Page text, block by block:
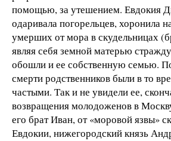
помощью, за утешением. Евдокия
одаривала погорельцев, хоронила
умерших от мора в скудельницах
являя себя земной матерью
обошли и ее собственную семью.
смерти родственников были в то
частыми. Так и не увидели ее,
возвращения молодоженов в
его брат Иван, от «моровой язвы»
Евдокии, нижегородский князь